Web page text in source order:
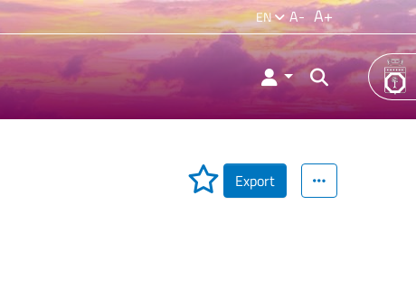
EN A- A+
Export